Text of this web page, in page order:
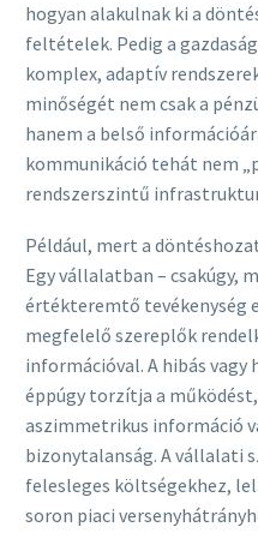
hogyan alakulnak ki a
feltételek. Pedig a
komplex, adaptív
minőségét nem csak a
hanem a belső
kommunikáció tehát nem
rendszerszintű
Például, mert a
Egy vállalatban – csakúgy,
értékteremtő tevékenység
megfelelő szereplők
információval. A hibás
éppúgy torzítja a
aszimmetrikus információ
bizonytalanság. A vállalati
felesleges költségekhez,
soron piaci